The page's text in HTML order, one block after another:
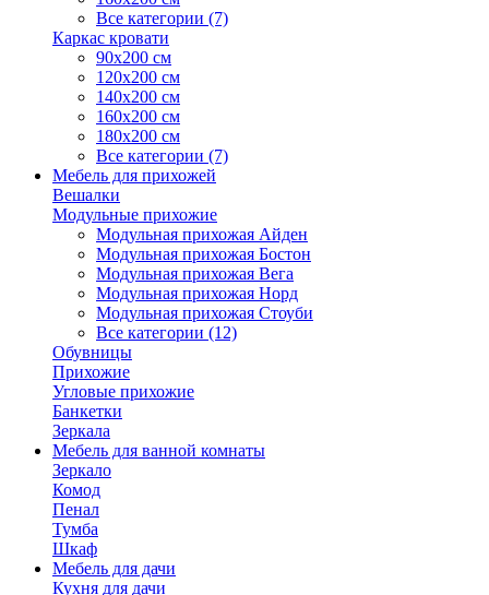
Все категории (7)
Каркас кровати
90х200 см
120х200 см
140х200 см
160х200 см
180х200 см
Все категории (7)
Мебель для прихожей
Вешалки
Модульные прихожие
Модульная прихожая Айден
Модульная прихожая Бостон
Модульная прихожая Вега
Модульная прихожая Норд
Модульная прихожая Стоуби
Все категории (12)
Обувницы
Прихожие
Угловые прихожие
Банкетки
Зеркала
Мебель для ванной комнаты
Зеркало
Комод
Пенал
Тумба
Шкаф
Мебель для дачи
Кухня для дачи